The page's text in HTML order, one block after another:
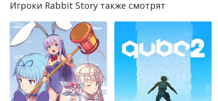
Игроки Rabbit Story также смотрят